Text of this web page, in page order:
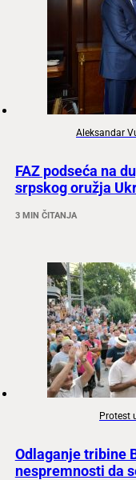
Aleksandar
FAZ podseća na
srpskog oružja
3 MIN ČITANJA
Protest
Odlaganje tribine
nespremnosti da